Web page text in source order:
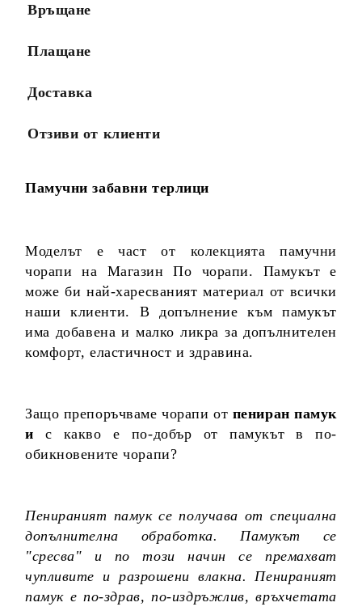
Връщане
Плащане
Доставка
Отзиви от клиенти
Памучни забавни терлици
Моделът е част от колекцията памучни
чорапи на Магазин По чорапи. Памукът е
може би най-харесваният материал от всички
наши клиенти. В допълнение към памукът
има добавена и малко ликра за допълнителен
комфорт, еластичност и здравина.
Защо препоръчваме чорапи от пениран памук
и с какво е по-добър от памукът в по-
обикновените чорапи?
Пенираният памук се получава от специална
допълнителна обработка. Памукът се
"сресва" и по този начин се премахват
чупливите и разрошени влакна. Пенираният
памук е по-здрав, по-издръжлив, връхчетата